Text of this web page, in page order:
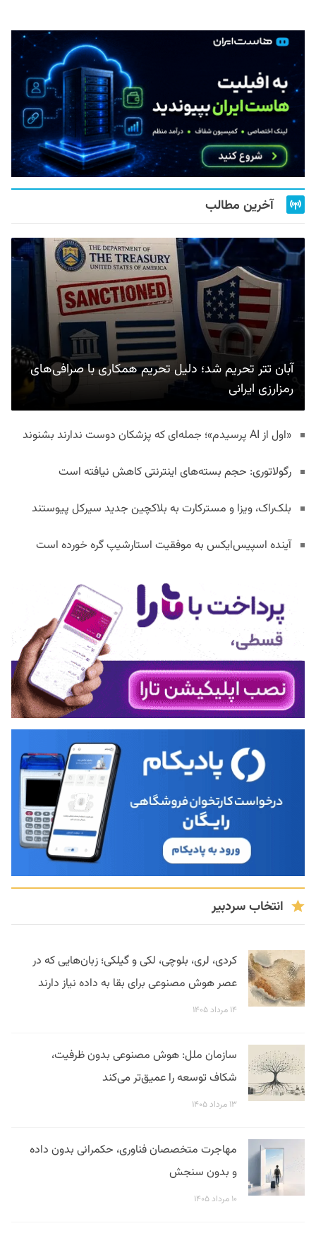
آخرین مطالب
آبان تتر تحریم شد؛ دلیل تحریم همکاری با صرافی‌های
رمزارزی ایرانی
«اول از AI پرسیدم»؛ جمله‌ای که پزشکان دوست ندارند بشنوند
رگولاتوری: حجم بسته‌های اینترنتی کاهش نیافته است
بلک‌راک، ویزا و مسترکارت به بلاکچین جدید سیرکل پیوستند
آینده اسپیس‌ایکس به موفقیت استارشیپ گره خورده است
انتخاب سردبیر
کردی، لری، بلوچی، لکی و گیلکی؛ زبان‌هایی که در
عصر هوش مصنوعی برای بقا به داده نیاز دارند
۱۴ مرداد ۱۴۰۵
سازمان ملل: هوش مصنوعی بدون ظرفیت،
شکاف توسعه را عمیق‌تر می‌کند
۱۳ مرداد ۱۴۰۵
مهاجرت متخصصان فناوری، حکمرانی بدون داده
و بدون سنجش
۱۰ مرداد ۱۴۰۵